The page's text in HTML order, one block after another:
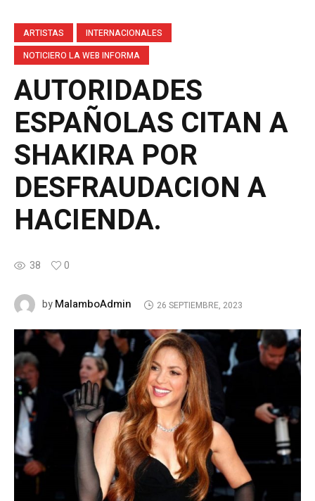
ARTISTAS
INTERNACIONALES
NOTICIERO LA WEB INFORMA
AUTORIDADES
ESPAÑOLAS CITAN A
SHAKIRA POR
DESFRAUDACION A
HACIENDA.
38 0
byMalamboAdmin 26 SEPTIEMBRE, 2023